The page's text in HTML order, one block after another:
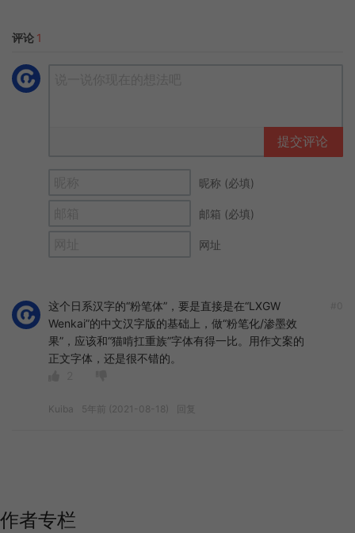
评论 1
提交评论
昵称 (必填)
邮箱 (必填)
网址
这个日系汉字的“粉笔体”，要是直接是在“LXGW
Wenkai”的中文汉字版的基础上，做“粉笔化/渗墨效
果”，应该和“猫啃扛重族”字体有得一比。用作文案的
正文字体，还是很不错的。
Kuiba 5年前 (2021-08-18) 回复
作者专栏